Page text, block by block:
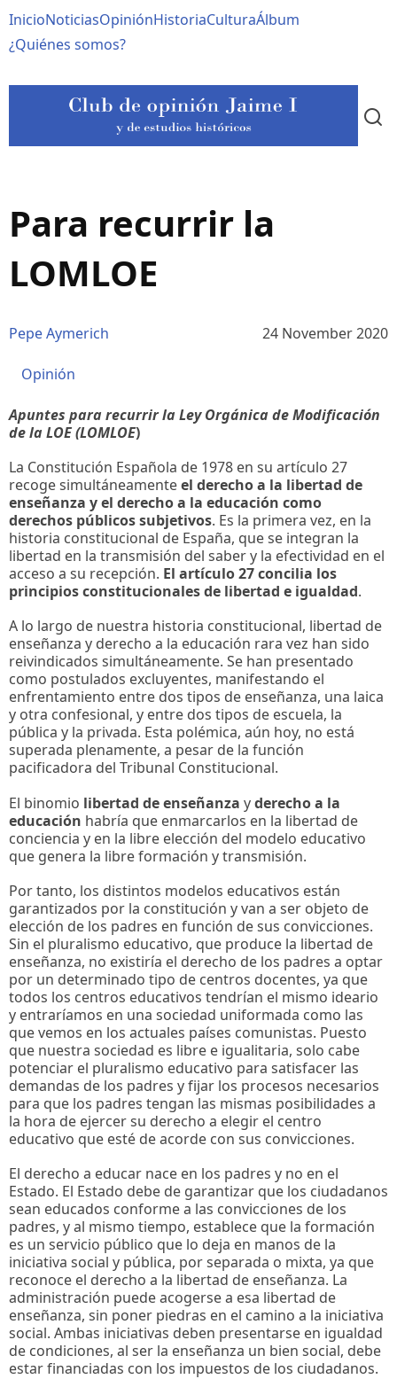
al
contenido
Navegación
principal
InicioNoticiasOpiniónHistoriaCulturaÁlbum
¿Quiénes somos?
Para recurrir la
LOMLOE
Pepe Aymerich 24 November 2020
Opinión
Apuntes para recurrir la Ley Orgánica de Modificación
de la LOE (LOMLOE)
La Constitución Española de 1978 en su artículo 27
recoge simultáneamenteel derecho a la libertad de
enseñanza y el derecho a la educación como
derechos públicos subjetivos. Es la primera vez, en la
historia constitucional de España, que se integran la
libertad en la transmisión del saber y la efectividad en el
acceso a su recepción. El artículo 27 concilia los
principios constitucionales de libertad e igualdad.
A lo largo de nuestra historia constitucional, libertad de
enseñanza y derecho a la educación rara vez han sido
reivindicados simultáneamente. Se han presentado
como postulados excluyentes, manifestando el
enfrentamiento entre dos tipos de enseñanza, una laica
y otra confesional, y entre dos tipos de escuela, la
pública y la privada. Esta polémica, aún hoy, no está
superada plenamente, a pesar de la función
pacificadora del Tribunal Constitucional.
El binomio libertad de enseñanza yderecho a la
educación habría que enmarcarlos en la libertad de
conciencia y en la libre elección del modelo educativo
que genera la libre formación y transmisión.
Por tanto, los distintos modelos educativos están
garantizados por la constitución y van a ser objeto de
elección de los padres en función de sus convicciones.
Sin el pluralismo educativo, que produce la libertad de
enseñanza, no existiría el derecho de los padres a optar
por un determinado tipo de centros docentes, ya que
todos los centros educativos tendrían el mismo ideario
y entraríamos en una sociedad uniformada como las
que vemos en los actuales países comunistas. Puesto
que nuestra sociedad es libre e igualitaria, solo cabe
potenciar el pluralismo educativo para satisfacer las
demandas de los padres y fijar los procesos necesarios
para que los padres tengan las mismas posibilidades a
la hora de ejercer su derecho a elegir el centro
educativo que esté de acorde con sus convicciones.
El derecho a educar nace en los padres y no en el
Estado. El Estado debe de garantizar que los ciudadanos
sean educados conforme a las convicciones de los
padres, y al mismo tiempo, establece que la formación
es un servicio público que lo deja en manos de la
iniciativa social y pública, por separada o mixta, ya que
reconoce el derecho a la libertad de enseñanza. La
administración puede acogerse a esa libertad de
enseñanza, sin poner piedras en el camino a la iniciativa
social. Ambas iniciativas deben presentarse en igualdad
de condiciones, al ser la enseñanza un bien social, debe
estar financiadas con los impuestos de los ciudadanos.